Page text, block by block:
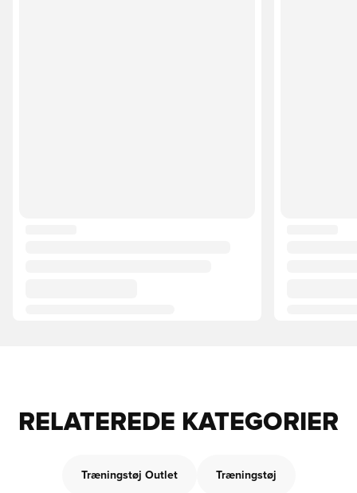
RELATEREDE KATEGORIER
Træningstøj Outlet Træningstøj